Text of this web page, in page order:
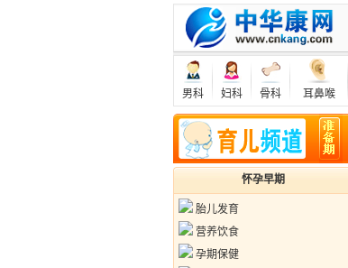
男科 妇科 骨科 耳鼻喉
怀孕早期
胎儿发育
营养饮食
孕期保健